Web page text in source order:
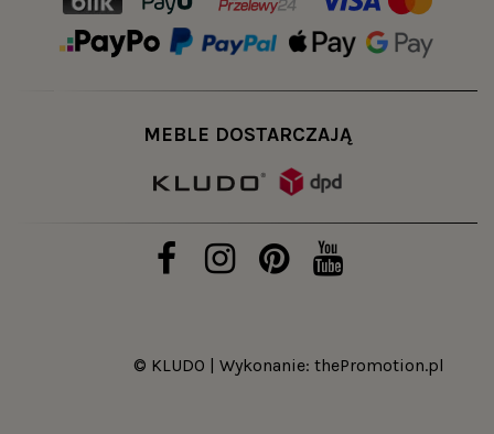
MEBLE DOSTARCZAJĄ
© KLUDO | Wykonanie: thePromotion.pl